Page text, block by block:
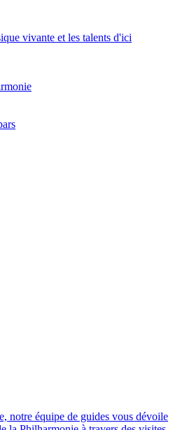
vivante et les talents d'ici
notre équipe de guides vous dévoile